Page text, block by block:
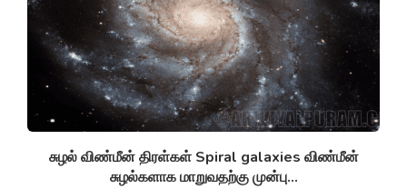
சுழல் விண்மீன் திரள்கள் Spiral galaxies விண்மீன்
சுழல்களாக மாறுவதற்கு முன்பு...